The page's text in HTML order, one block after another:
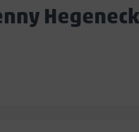
Hegeneck